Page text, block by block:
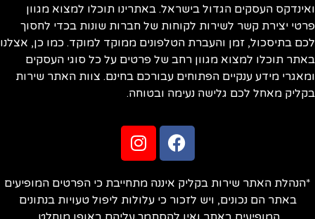
העסקים הגדול בישראל. באתרינו תוכלו למצוא מגוון
יצירת קשר לשירות לקוחות של חברות שונות בכדי לחסוך
בתיסכול, זמן והעברת הטלפונים ממוקד למוקד. כמו כן, אצלנו
תוכלו למצוא מגוון רחב של פרטים על כל סוגי העסקים
מידע ענקיים הפתוחים עבורכם בחינם. צוות האתר שירות
מאחל לכם גלישה נעימה ובטוחה.
האתר שירות בקליק איננה מתחייבת כי הפרטים המופיעים
באתר הם נכונים, ויש לזכור כי עלולות ליפול טעויות בנתונים